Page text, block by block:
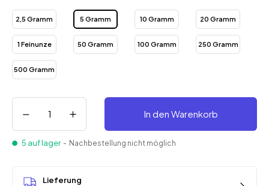
2,5 Gramm 5 Gramm 10 Gramm 20 Gramm
1 Feinunze 50 Gramm 100 Gramm 250 Gramm
500 Gramm
In den Warenkorb
5 auf lager - Nachbestellung nicht möglich
Lieferung